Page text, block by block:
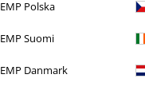
EMP Polska
EMP Suomi
EMP Danmark